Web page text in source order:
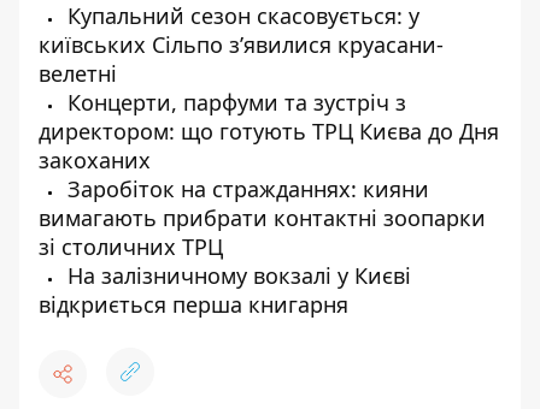
Купальний сезон скасовується: у
київських Сільпо з’явилися круасани-
велетні
Концерти, парфуми та зустріч з
директором: що готують ТРЦ Києва до Дня
закоханих
Заробіток на стражданнях: кияни
вимагають прибрати контактні зоопарки
зі столичних ТРЦ
На залізничному вокзалі у Києві
відкриється перша книгарня